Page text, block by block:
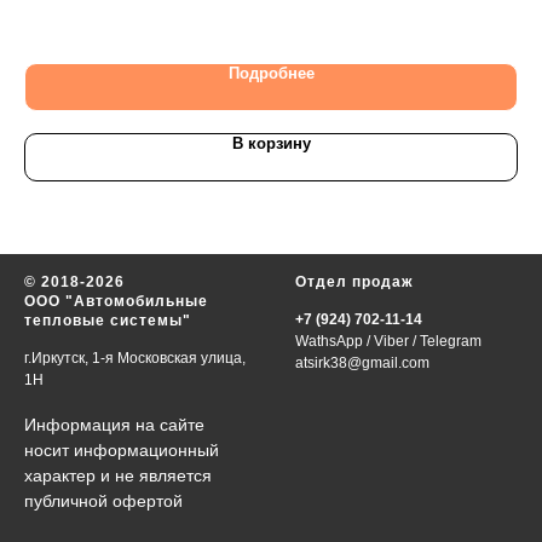
Подробнее
В корзину
© 2018-2026
ООО "Автомобильные
тепловые системы"
г.Иркутск, 1-я Московская улица,
1Н
Информация на сайте
носит информационный
характер и не является
публичной офертой
Отдел продаж
+7 (924) 702-11-14
WathsApp /Viber /Telegram
atsirk38@gmail.com